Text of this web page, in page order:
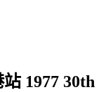
1977 30th